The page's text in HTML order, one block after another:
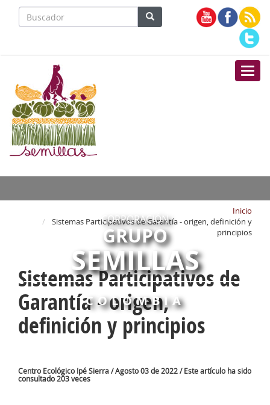
CORPORACIÓN
GRUPO
SEMILLAS
COLOMBIA
Inicio
Sistemas Participativos de Garantía - origen, definición y
principios
Sistemas Participativos de
Garantía - origen,
definición y principios
Centro Ecológico Ipé Sierra / Agosto 03 de 2022 / Este artículo ha sido
consultado 203 veces